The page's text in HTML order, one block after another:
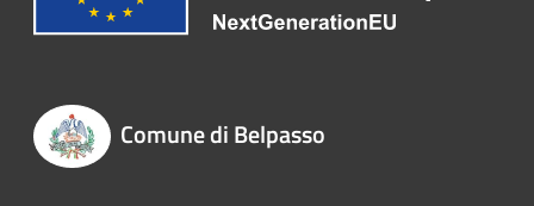
Comune di Belpasso